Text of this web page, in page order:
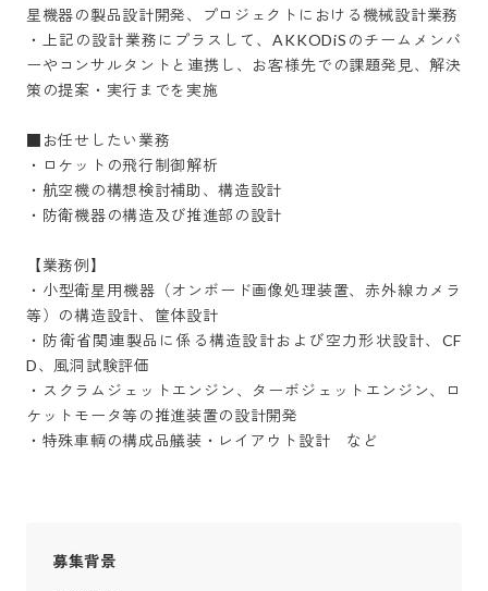
星機器の製品設計開発、プロジェクトにおける機械設計業務
・上記の設計業務にプラスして、AKKODiSのチームメンバ
ーやコンサルタントと連携し、お客様先での課題発見、解決
策の提案・実行までを実施
■お任せしたい業務
・ロケットの飛行制御解析
・航空機の構想検討補助、構造設計
・防衛機器の構造及び推進部の設計
【業務例】
・小型衛星用機器（オンボード画像処理装置、赤外線カメラ
等）の構造設計、筐体設計
・防衛省関連製品に係る構造設計および空力形状設計、CF
D、風洞試験評価
・スクラムジェットエンジン、ターボジェットエンジン、ロ
ケットモータ等の推進装置の設計開発
・特殊車輌の構成品艤装・レイアウト設計　など
募集背景